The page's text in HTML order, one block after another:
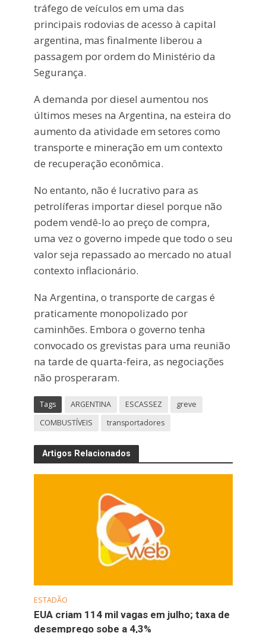
tráfego de veículos em uma das
principais rodovias de acesso à capital
argentina, mas finalmente liberou a
passagem por ordem do Ministério da
Segurança.
A demanda por diesel aumentou nos
últimos meses na Argentina, na esteira do
aumento da atividade em setores como
transporte e mineração em um contexto
de recuperação econômica.
No entanto, não é lucrativo para as
petrolíferas importar diesel porque não
podem vendê-lo ao preço de compra,
uma vez o governo impede que todo o seu
valor seja repassado ao mercado no atual
contexto inflacionário.
Na Argentina, o transporte de cargas é
praticamente monopolizado por
caminhões. Embora o governo tenha
convocado os grevistas para uma reunião
na tarde de quarta-feira, as negociações
não prosperaram.
Tags ARGENTINA ESCASSEZ
greve
COMBUSTÍVEIS
transportadores
Artigos Relacionados
ESTADÃO
EUA criam 114 mil vagas em julho; taxa de
desemprego sobe a 4,3%